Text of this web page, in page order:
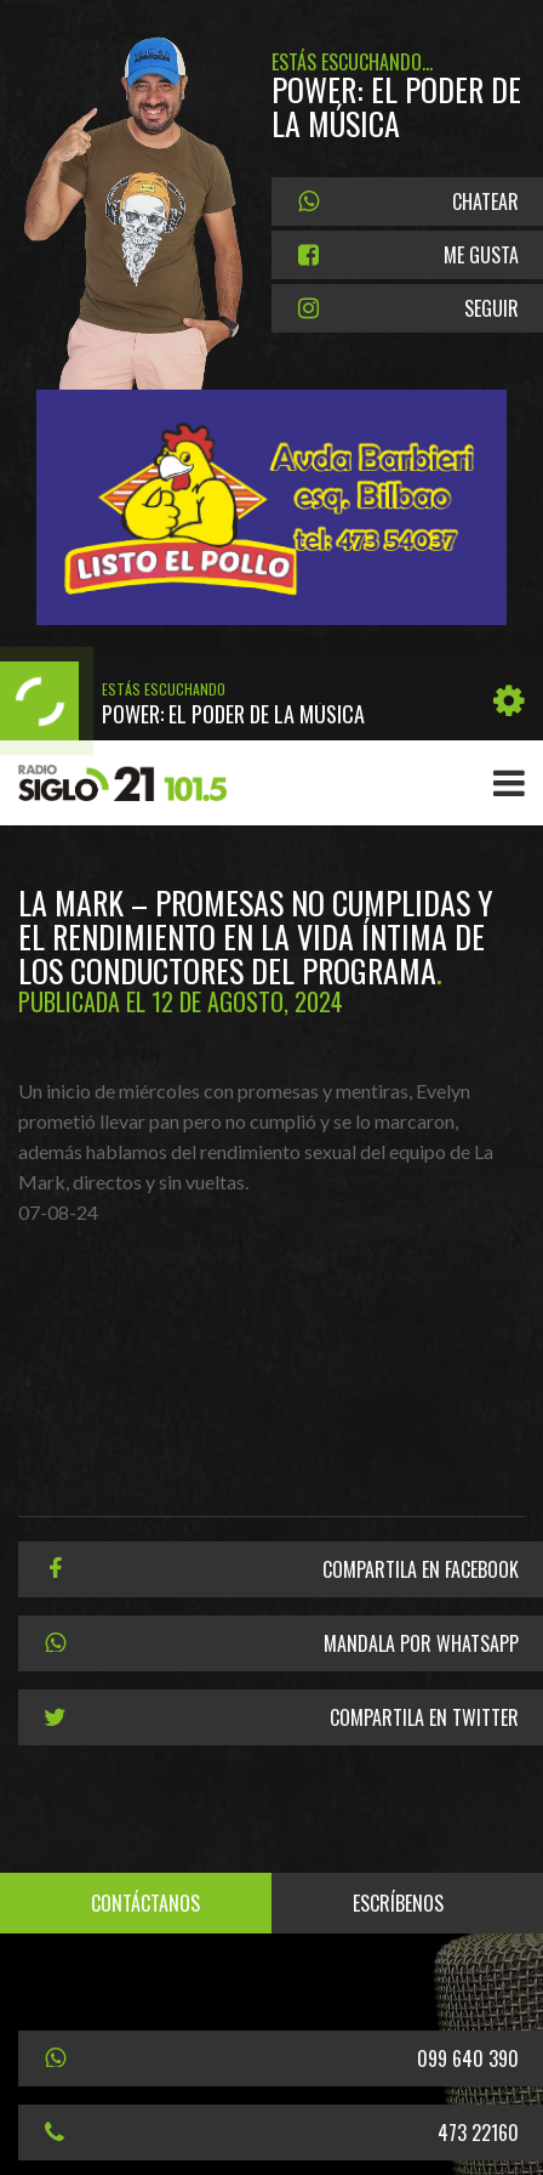
ESTÁS ESCUCHANDO...
POWER: EL PODER DE
LA MÚSICA
CHATEAR
ME GUSTA
SEGUIR
ESTÁS ESCUCHANDO
POWER: EL PODER DE LA MÚSICA
LA MARK – PROMESAS NO CUMPLIDAS Y
EL RENDIMIENTO EN LA VIDA ÍNTIMA DE
LOS CONDUCTORES DEL PROGRAMA
PUBLICADA EL 12 DE AGOSTO, 2024
Un inicio de miércoles con promesas y mentiras, Evelyn
prometió llevar pan pero no cumplió y se lo marcaron,
además hablamos del rendimiento sexual del equipo de La
Mark, directos y sin vueltas.
07-08-24
COMPARTILA EN FACEBOOK
MANDALA POR WHATSAPP
COMPARTILA EN TWITTER
CONTÁCTANOS ESCRÍBENOS
099 640 390
473 22160